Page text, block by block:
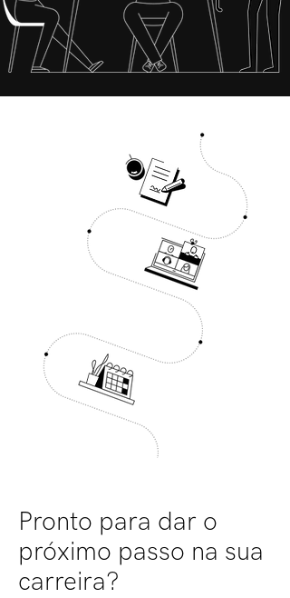
Pronto para dar o
próximo passo na sua
carreira?